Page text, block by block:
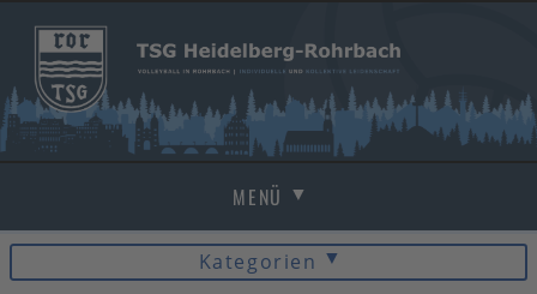
MENÜ
HOME
Kategorien
Beach